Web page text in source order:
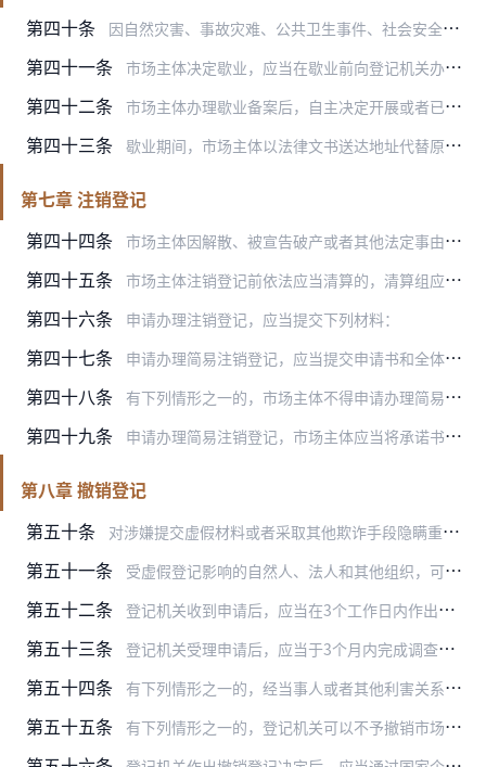
第四十条
因自然灾害、事故灾难、公共卫生事件、社会安全事件等原因造成经营困难的，市场主体可以自主决定在一定时期内歇业。法律、行政法规另有规定的除外。
第四十一条 市场主体决定歇业，应当在歇业前向登记机关办理备案。登记机关通过国家企业信用信息公示系统向社会公示歇业期限、法律文书送达地址等信息。
第四十二条 市场主体办理歇业备案后，自主决定开展或者已实际开展经营活动的，应当于30日内在国家企业信用信息公示系统上公示终止歇业。
第四十三条 歇业期间，市场主体以法律文书送达地址代替原登记的住所（主要经营场所、经营场所）的，不改变歇业市场主体的登记管辖。
第七章 注销登记
第四十四条
市场主体因解散、被宣告破产或者其他法定事由需要终止的，应当依法向登记机关申请注销登记。依法需要清算的，应当自清算结束之日起30日内申请注销登记。依法不需要清算的…
第四十五条 市场主体注销登记前依法应当清算的，清算组应当自成立之日起10日内将清算组成员、清算组负责人名单通过国家企业信用信息公示系统公告。清算组可以通过国家企业信用信息公…
第四十六条 申请办理注销登记，应当提交下列材料：
第四十七条 申请办理简易注销登记，应当提交申请书和全体投资人承诺书。
第四十八条 有下列情形之一的，市场主体不得申请办理简易注销登记：
第四十九条 申请办理简易注销登记，市场主体应当将承诺书及注销登记申请通过国家企业信用信息公示系统公示，公示期为20日。
第八章 撤销登记
第五十条
对涉嫌提交虚假材料或者采取其他欺诈手段隐瞒重要事实取得市场主体登记的行为，登记机关可以根据当事人申请或者依职权主动进行调查。
第五十一条 受虚假登记影响的自然人、法人和其他组织，可以向登记机关提出撤销市场主体登记申请。涉嫌冒用自然人身份的虚假登记，被冒用人应当配合登记机关通过线上或者线下途径核验身…
第五十二条 登记机关收到申请后，应当在3个工作日内作出是否受理的决定，并书面通知申请人。
第五十三条 登记机关受理申请后，应当于3个月内完成调查，并及时作出撤销或者不予撤销市场主体登记的决定。情形复杂的，经登记机关负责人批准，可以延长3个月。
第五十四条 有下列情形之一的，经当事人或者其他利害关系人申请，登记机关可以中止调查：
第五十五条 有下列情形之一的，登记机关可以不予撤销市场主体登记：